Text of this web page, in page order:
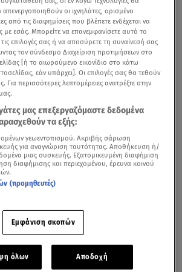
οι ιχνηλάτες, ορισμένο
από τις διαφημίσεις που βλέπετε ενδέχεται να
με εσάς. Μπορείτε να επανεμφανίσετε αυτό το
επιλογές σας ή να αποσύρετε τη συναίνεσή σας
τον σύνδεσμο Διαχείριση προτιμήσεων στο
[ή το αιωρούμενο εικονίδιο στο κάτω
εάν υπάρχει]. Οι επιλογές σας θα τεθούν
Για περισσότερες λεπτομέρειες ανατρέξτε στην
μας επεξεργαζόμαστε δεδομένα
τα εξής:
γεωεντοπισμού. Ακριβής σάρωση
για αναγνώριση ταυτότητας. Αποθήκευση ή/
μιας συσκευής. Εξατομικευμένη διαφήμιση
διαφήμισης και περιεχομένου, έρευνα κοινού
(προμηθευτές)
Εμφάνιση σκοπών
όλων Αποδοχή